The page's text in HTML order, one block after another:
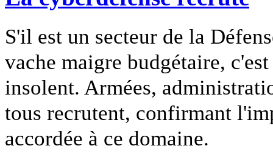
S'il est un secteur de la
vache maigre budgétaire,
insolent. Armées,
tous recrutent, confirmant
accordée à ce domaine.